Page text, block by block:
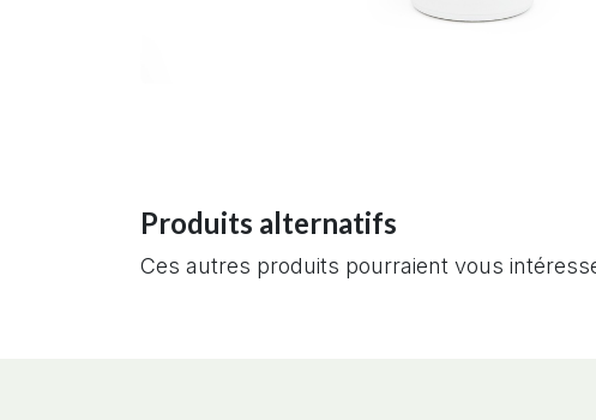
Produits alternatifs
Ces autres produits pourraient vous